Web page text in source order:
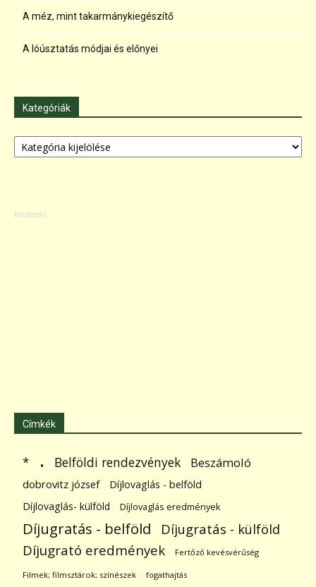
A méz, mint takarmánykiegészítő
A lóúsztatás módjai és előnyei
Kategóriák
Kategóriák
Címkék
* . Belföldi rendezvények Beszámoló
dobrovitz józsef
Díjlovaglás - belföld
Díjlovaglás- külföld
Díjlovaglás eredmények
Díjugratás - belföld Díjugratás - külföld
Díjugrató eredmények Fertőző kevésvérűség
Filmek; filmsztárok; színészek fogathajtás